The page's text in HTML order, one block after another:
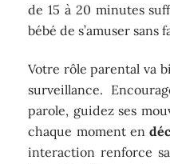
de 15 à 20 minutes
bébé de s’amuser sans
Votre rôle parental va
surveillance.
parole, guidez ses
chaque moment en
interaction renforce